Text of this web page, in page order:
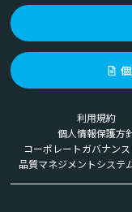
利用規約
個人情報保護方
コーポレートガバナン
品質マネジメントシステ